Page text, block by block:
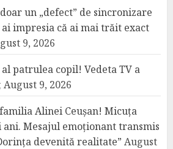
un „defect” de sincronizare
impresia că ai mai trăit exact
9, 2026
patrulea copil! Vedeta TV a
August 9, 2026
Alinei Ceușan! Micuța
Mesajul emoționant transmis
devenită realitate” August